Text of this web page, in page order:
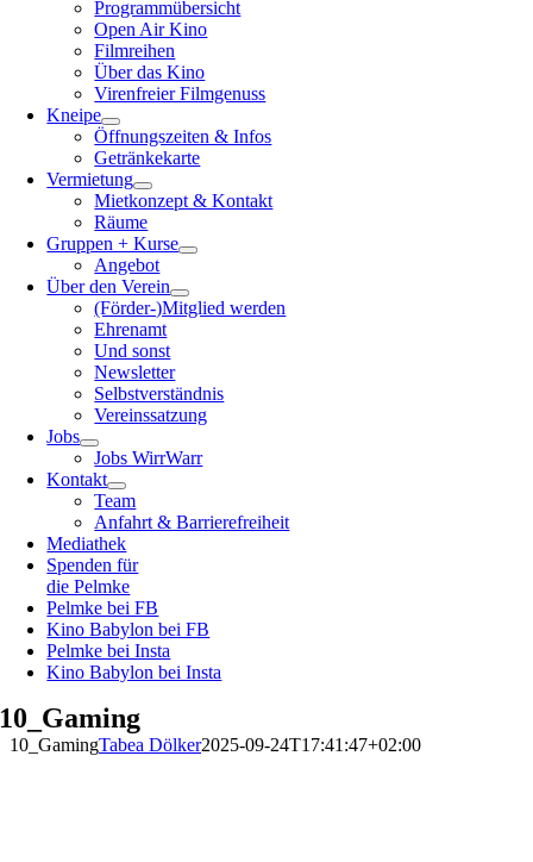
Programmübersicht
Open Air Kino
Filmreihen
Über das Kino
Virenfreier Filmgenuss
Kneipe
Öffnungszeiten & Infos
Getränkekarte
Vermietung
Mietkonzept & Kontakt
Räume
Gruppen + Kurse
Angebot
Über den Verein
(Förder-)Mitglied werden
Ehrenamt
Und sonst
Newsletter
Selbstverständnis
Vereinssatzung
Jobs
Jobs WirrWarr
Kontakt
Team
Anfahrt & Barrierefreiheit
Mediathek
Spenden für
die Pelmke
Pelmke bei FB
Kino Babylon bei FB
Pelmke bei Insta
Kino Babylon bei Insta
10_Gaming
10_GamingTabea Dölker2025-09-24T17:41:47+02:00